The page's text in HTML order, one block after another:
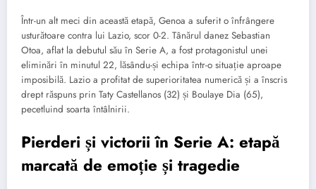
Într-un alt meci din această etapă, Genoa a suferit o înfrângere
usturătoare contra lui Lazio, scor 0-2. Tânărul danez Sebastian
Otoa, aflat la debutul său în Serie A, a fost protagonistul unei
eliminări în minutul 22, lăsându-și echipa într-o situație aproape
imposibilă. Lazio a profitat de superioritatea numerică și a înscris
drept răspuns prin Taty Castellanos (32) și Boulaye Dia (65),
pecetluind soarta întâlnirii.
Pierderi și victorii în Serie A: etapă
marcată de emoție și tragedie